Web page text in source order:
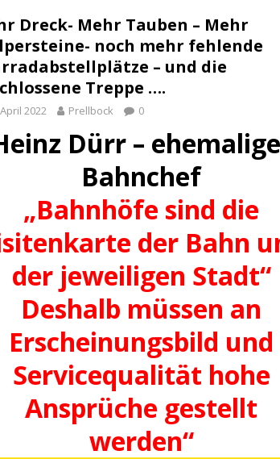
Dreck- Mehr Tauben – Mehr
noch mehr fehlende
– und die
Treppe ….
2022 Prellbock 0
Dürr –
Bahnchef
„Bahnhöfe sind die
der Bahn
der jeweiligen Stadt“
Deshalb müssen an
Erscheinungsbild und
Servicequalität hohe
Ansprüche gestellt
werden“